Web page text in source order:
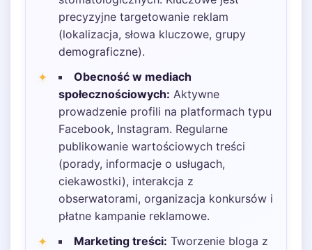
precyzyjne targetowanie reklam
(lokalizacja, słowa kluczowe, grupy
demograficzne).
Obecność w mediach
społecznościowych: Aktywne
prowadzenie profili na platformach typu
Facebook, Instagram. Regularne
publikowanie wartościowych treści
(porady, informacje o usługach,
ciekawostki), interakcja z
obserwatorami, organizacja konkursów i
płatne kampanie reklamowe.
Marketing treści: Tworzenie bloga z